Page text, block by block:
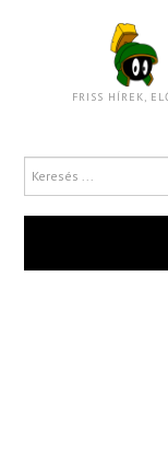
FRISS HÍREK,